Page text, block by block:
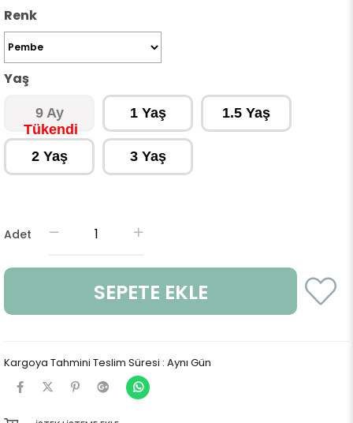
Renk
Yaş
9 Ay 1 Yaş 1.5 Yaş
2 Yaş 3 Yaş
Adet
Kargoya Tahmini Teslim Süresi : Aynı Gün